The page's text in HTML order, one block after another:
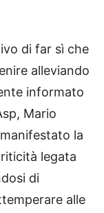
di far sì che
alleviando
informato
Mario
la
legata
di
alle